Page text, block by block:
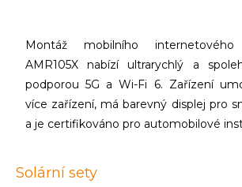
Montáž mobilního
AMR105X nabízí ultrarychlý a
podporou 5G a Wi-Fi 6. Zařízení
více zařízení, má barevný displej pro
a je certifikováno pro automobilové
Solární sety